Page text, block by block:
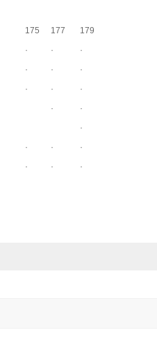
175 177
179
· ·
·
· ·
·
· ·
·
·
·
·
· ·
·
· · ·